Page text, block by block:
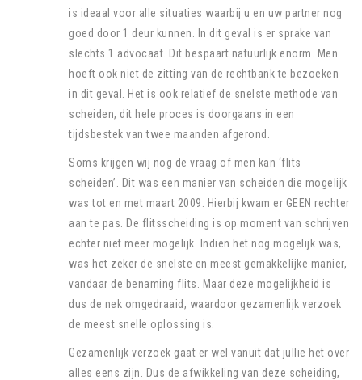
is ideaal voor alle situaties waarbij u en uw partner nog
goed door 1 deur kunnen. In dit geval is er sprake van
slechts 1 advocaat. Dit bespaart natuurlijk enorm. Men
hoeft ook niet de zitting van de rechtbank te bezoeken
in dit geval. Het is ook relatief de snelste methode van
scheiden, dit hele proces is doorgaans in een
tijdsbestek van twee maanden afgerond.
Soms krijgen wij nog de vraag of men kan ‘flits
scheiden’. Dit was een manier van scheiden die mogelijk
was tot en met maart 2009. Hierbij kwam er GEEN rechter
aan te pas. De flitsscheiding is op moment van schrijven
echter niet meer mogelijk. Indien het nog mogelijk was,
was het zeker de snelste en meest gemakkelijke manier,
vandaar de benaming flits. Maar deze mogelijkheid is
dus de nek omgedraaid, waardoor gezamenlijk verzoek
de meest snelle oplossing is.
Gezamenlijk verzoek gaat er wel vanuit dat jullie het over
alles eens zijn. Dus de afwikkeling van deze scheiding,